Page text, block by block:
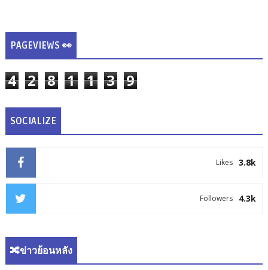
PAGEVIEWS 👀
4 2 8 1 1 3 9
SOCIALIZE
3.8k
Likes
4.3k
Followers
🔀ข่าวย้อนหลัง